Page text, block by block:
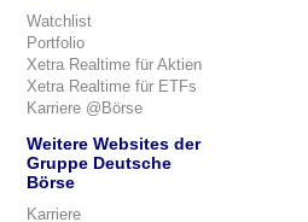
Watchlist
Portfolio
Xetra Realtime für Aktien
Xetra Realtime für ETFs
Karriere @Börse
Weitere Websites der
Gruppe Deutsche
Börse
Karriere